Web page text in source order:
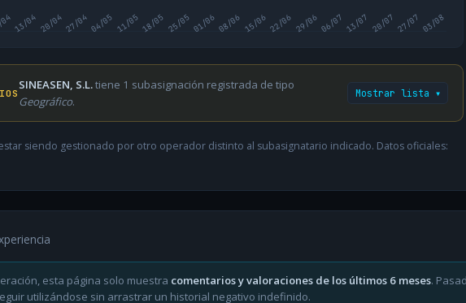
13/04 20/0427/0404/05 11/0518/05 25/0501/0608/06 15/0622/06 29/0606/07 13/07 20/07 27/07 03/08
SINEASEN, S.L.tiene 1 subasignación registrada de tipo
Geográfico.
Mostrar lista ▾
siendo gestionado por otro operador distinto al subasignatario indicado. Datos oficiales:
esta página solo muestra comentarios y valoraciones de los últimos 6 meses.
utilizándose sin arrastrar un historial negativo indefinido.